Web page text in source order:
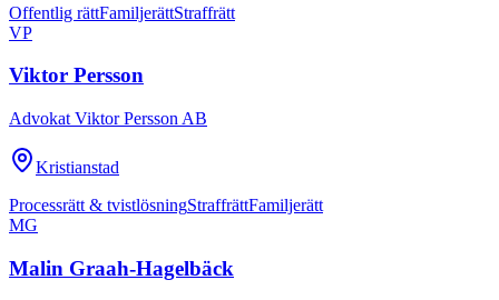
Offentlig rättFamiljerättStraffrätt
VP
Viktor Persson
Advokat Viktor Persson AB
Kristianstad
Processrätt & tvistlösningStraffrättFamiljerätt
MG
Malin Graah-Hagelbäck